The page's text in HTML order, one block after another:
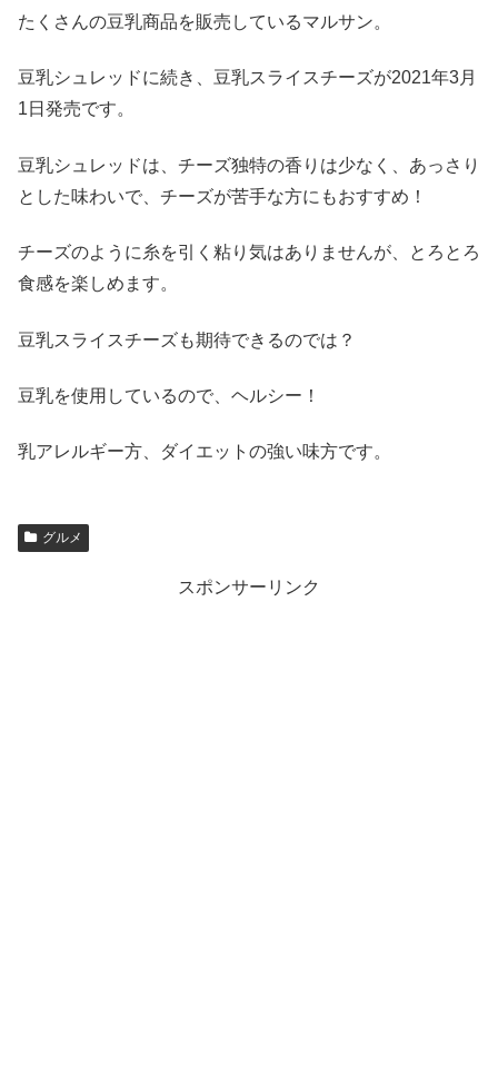
たくさんの豆乳商品を販売しているマルサン。
豆乳シュレッドに続き、豆乳スライスチーズが2021年3月
1日発売です。
豆乳シュレッドは、チーズ独特の香りは少なく、あっさり
とした味わいで、チーズが苦手な方にもおすすめ！
チーズのように糸を引く粘り気はありませんが、とろとろ
食感を楽しめます。
豆乳スライスチーズも期待できるのでは？
豆乳を使用しているので、ヘルシー！
乳アレルギー方、ダイエットの強い味方です。
グルメ
スポンサーリンク